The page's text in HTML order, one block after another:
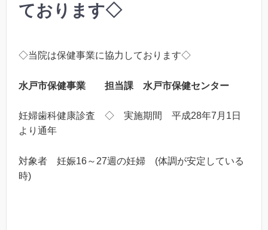
ております◇
◇当院は保健事業に協力しております◇
水戸市保健事業 担当課 水戸市保健センター
妊婦歯科健康診査 ◇ 実施期間 平成28年7月1日
より通年
対象者 妊娠16～27週の妊婦 (体調が安定している
時)